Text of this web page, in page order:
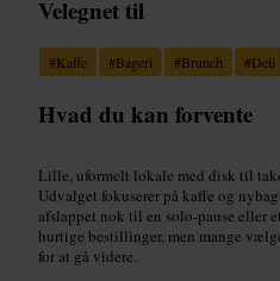
Velegnet til
#Kaffe #Bageri #Brunch #Deli
Hvad du kan forvente
Lille, uformelt lokale med disk til
Udvalget fokuserer på kaffe og
afslappet nok til en solo-pause eller
hurtige bestillinger, men mange
for at gå videre.